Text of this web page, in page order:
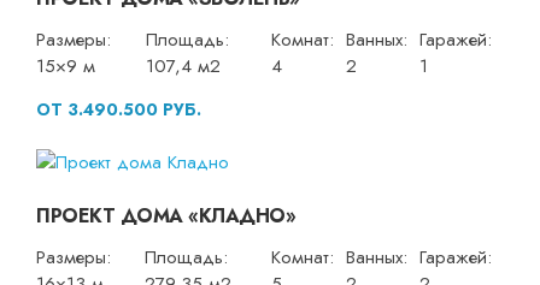
Размеры:
15×9 м
Площадь:
107,4 м2
Комнат:
4
Ванных:
2
Гаражей:
1
ОТ 3.490.500 РУБ.
ПРОЕКТ ДОМА «КЛАДНО»
Размеры:
Площадь:
Комнат: Ванных: Гаражей: